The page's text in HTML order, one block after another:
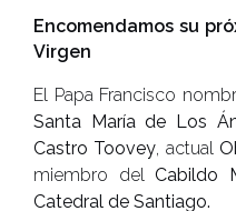
Encomendamos su
Virgen
El Papa Francisco
Santa María de Los
Castro Toovey, actual
miembro del Cabildo
Catedral de Santiago.